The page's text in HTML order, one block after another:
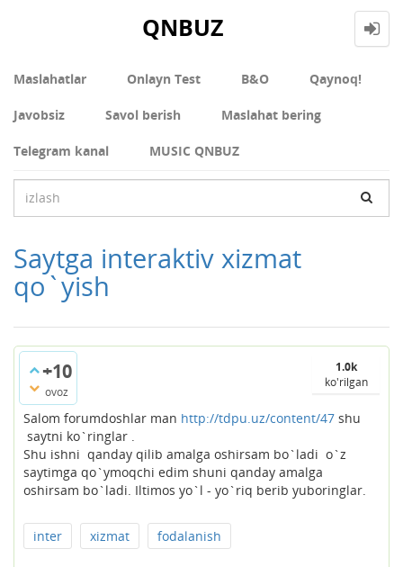
QNBUZ
Maslahatlar Onlayn Test В&О Qaynoq!
Javobsiz Savol berish Maslahat bering
Telegram kanal MUSIC QNBUZ
Saytga interaktiv xizmat
qo`yish
+10
ovoz
1.0k
ko'rilgan
Salom forumdoshlar man http://tdpu.uz/content/47 shu
saytni ko`ringlar .
Shu ishni qanday qilib amalga oshirsam bo`ladi o`z
saytimga qo`ymoqchi edim shuni qanday amalga
oshirsam bo`ladi. Iltimos yo`l - yo`riq berib yuboringlar.
inter xizmat fodalanish